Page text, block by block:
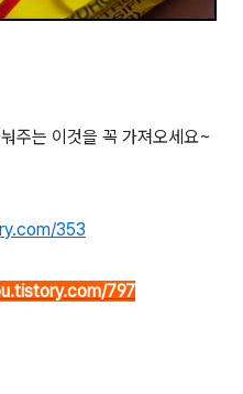
주는 이것을 꼭 가져오세요~
353
797